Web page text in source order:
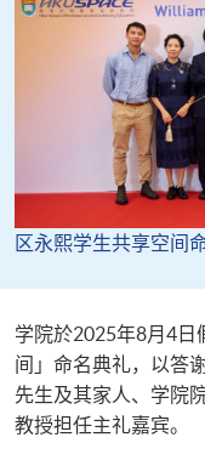
区永熙学生共享空间
学院於2025年8月4日
间」命名典礼，以答
先生及其家人、学院
教授担任主礼嘉宾。